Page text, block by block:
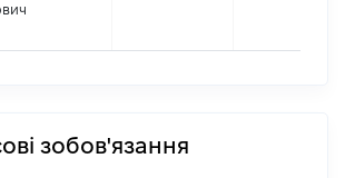
зобов'язання